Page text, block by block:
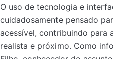
O uso de tecnologia e
cuidadosamente pensado
acessível, contribuindo para
realista e próximo. Como